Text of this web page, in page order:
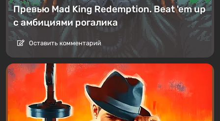
Превью Mad King Redemption. Beat 'em up
с амбициями рогалика
Оставить комментарий